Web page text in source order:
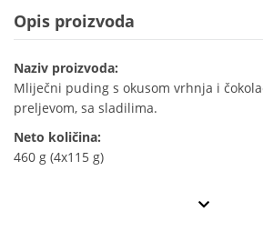
Opis proizvoda
Naziv proizvoda:
Mliječni puding s okusom vrhnja i
preljevom, sa sladilima.
Neto količina:
460 g (4x115 g)